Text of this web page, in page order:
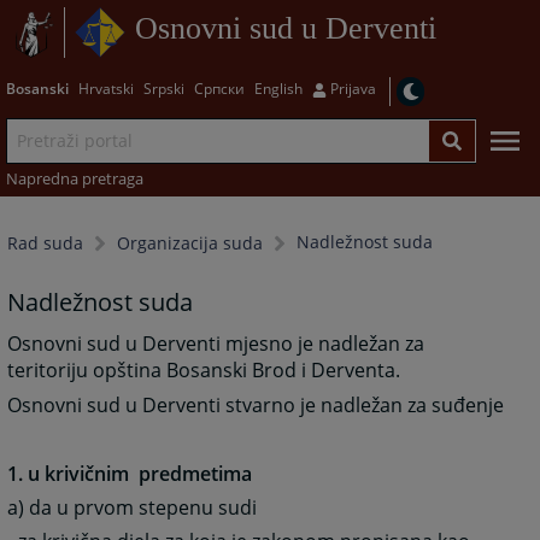
Osnovni sud u Derventi
Bosanski Hrvatski Srpski Српски English Prijava
Napredna pretraga
Rad suda Organizacija suda Nadležnost suda
Nadležnost suda
Osnovni sud u Derventi mjesno je nadležan za
teritoriju opština Bosanski Brod i Derventa.
Osnovni sud u Derventi stvarno je nadležan za suđenje
1. u krivičnim predmetima
a) da u prvom stepenu sudi